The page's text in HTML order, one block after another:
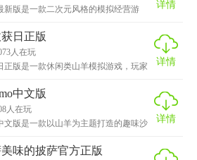
新版是一款二次元风格的模拟经营游
详情
日正版
人在玩
正版是一款休闲类山羊模拟游戏，玩家
详情
中文版
人在玩
文版是一款以山羊为主题打造的趣味沙
详情
味的披萨官方正版